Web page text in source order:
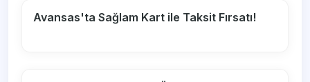
Avansas'ta Sağlam Kart ile Taksit Fırsatı!